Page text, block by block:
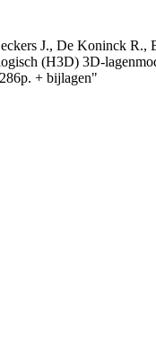
J., De Koninck
(H3D) 3D-
+ bijlagen"